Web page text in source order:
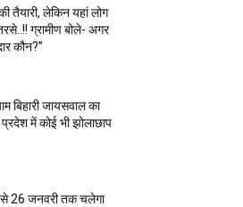
तैयारी, लेकिन यहां लोग
ग्रामीण बोले- अगर
कौन?”
बिहारी जायसवाल का
में कोई भी झोलाछाप
26 जनवरी तक चलेगा